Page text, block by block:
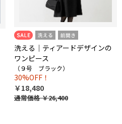
洗える｜ティアードデザインの
ワンピース
（９号 ブラック）
30%OFF！
￥18,480
通常価格￥26,400